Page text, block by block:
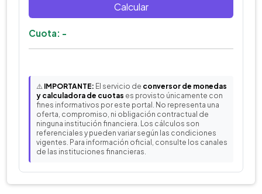
Calcular
Cuota: -
⚠️ IMPORTANTE: El servicio de conversor de monedas
y calculadora de cuotas es provisto únicamente con
fines informativos por este portal. No representa una
oferta, compromiso, ni obligación contractual de
ninguna institución financiera. Los cálculos son
referenciales y pueden variar según las condiciones
vigentes. Para información oficial, consulte los canales
de las instituciones financieras.